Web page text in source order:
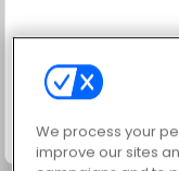
Grand Mahjong
We process your
improve our sites